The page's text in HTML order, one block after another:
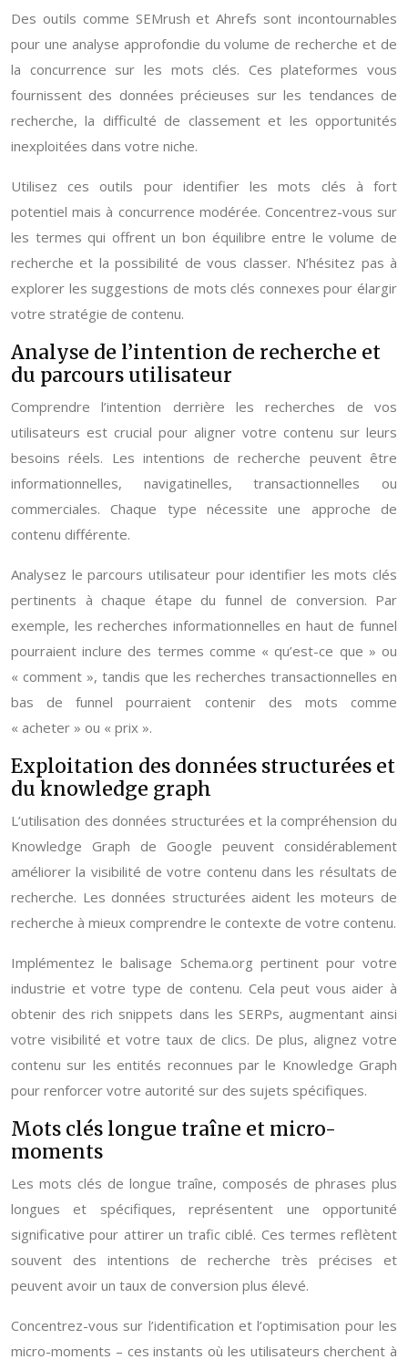
Des outils comme SEMrush et Ahrefs sont incontournables
pour une analyse approfondie du volume de recherche et de
la concurrence sur les mots clés. Ces plateformes vous
fournissent des données précieuses sur les tendances de
recherche, la difficulté de classement et les opportunités
inexploitées dans votre niche.
Utilisez ces outils pour identifier les mots clés à fort
potentiel mais à concurrence modérée. Concentrez-vous sur
les termes qui offrent un bon équilibre entre le volume de
recherche et la possibilité de vous classer. N’hésitez pas à
explorer les suggestions de mots clés connexes pour élargir
votre stratégie de contenu.
Analyse de l’intention de recherche et
du parcours utilisateur
Comprendre l’intention derrière les recherches de vos
utilisateurs est crucial pour aligner votre contenu sur leurs
besoins réels. Les intentions de recherche peuvent être
informationnelles, navigatinelles, transactionnelles ou
commerciales. Chaque type nécessite une approche de
contenu différente.
Analysez le parcours utilisateur pour identifier les mots clés
pertinents à chaque étape du funnel de conversion. Par
exemple, les recherches informationnelles en haut de funnel
pourraient inclure des termes comme « qu’est-ce que » ou
« comment », tandis que les recherches transactionnelles en
bas de funnel pourraient contenir des mots comme
« acheter » ou « prix ».
Exploitation des données structurées et
du knowledge graph
L’utilisation des données structurées et la compréhension du
Knowledge Graph de Google peuvent considérablement
améliorer la visibilité de votre contenu dans les résultats de
recherche. Les données structurées aident les moteurs de
recherche à mieux comprendre le contexte de votre contenu.
Implémentez le balisage Schema.org pertinent pour votre
industrie et votre type de contenu. Cela peut vous aider à
obtenir des rich snippets dans les SERPs, augmentant ainsi
votre visibilité et votre taux de clics. De plus, alignez votre
contenu sur les entités reconnues par le Knowledge Graph
pour renforcer votre autorité sur des sujets spécifiques.
Mots clés longue traîne et micro-
moments
Les mots clés de longue traîne, composés de phrases plus
longues et spécifiques, représentent une opportunité
significative pour attirer un trafic ciblé. Ces termes reflètent
souvent des intentions de recherche très précises et
peuvent avoir un taux de conversion plus élevé.
Concentrez-vous sur l’identification et l’optimisation pour les
micro-moments – ces instants où les utilisateurs cherchent à